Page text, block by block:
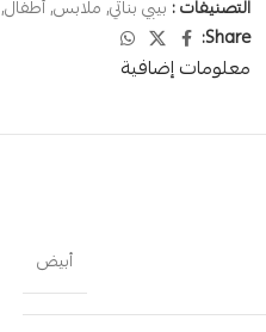
التصنيفات : بيبي بناتي, ملابس,أطفال,
Share:
معلومات إضافية
أبيض